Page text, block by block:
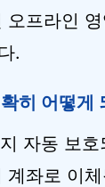
오프라인
.
히 어떻게
자동 보호
계좌로 이